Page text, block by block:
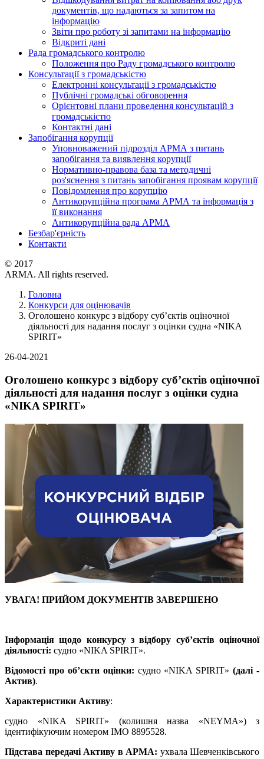
документів, що надаються за запитом на
інформацію
Звіти про роботу зі запитами на інформацію
Відкриті дані
Рада громадського контролю
Положення про Раду громадського контролю
Консультації з громадськістю
Електронні консультації з громадськістю
Публічні громадські обговорення
Орієнтовні плани проведення консультацій з
громадськістю
Контактні дані
Запобігання корупції
Уповноважений підрозділ АРМА з питань
запобігання та виявлення корупції
Нормативно-правова база та методичні
роз'яснення з питань запобігання проявам корупції
Повідомлення про корупцію
Антикорупційна програма АРМА та інформація з
її виконання
Антикорупційна рада АРМА
Безбар'єрність
Контакти
© 2017
ARMA. All rights reserved.
Головна
Конкурси для оцінювачів
Оголошено конкурс з відбору суб’єктів оціночної
діяльності для надання послуг з оцінки судна «NIKA
SPIRIT»
26-04-2021
Оголошено конкурс з відбору суб’єктів оціночної
діяльності для надання послуг з оцінки судна
«NIKA SPIRIT»
УВАГА! ПРИЙОМ ДОКУМЕНТІВ ЗАВЕРШЕНО
Інформація щодо конкурсу з відбору суб’єктів оціночної
діяльності: судно «NIKA SPIRIT».
Відомості про об’єкти оцінки: судно «NIKA SPIRIT»(далі -
Актив).
Характеристики Активу:
судно «NIKA SPIRIT» (колишня назва «NEYMA») з
ідентифікуючим номером ІМО 8895528.
Підстава передачі Активу в АРМА: ухвала Шевченківського